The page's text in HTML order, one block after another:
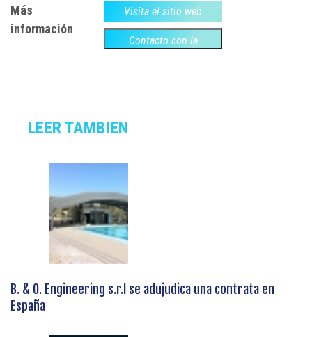
Más
información
Visita el sitio web
Contacto con la
LEER TAMBIEN
B. & O. Engineering s.r.l se adujudica una contrata en
España